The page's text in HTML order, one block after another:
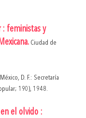
: feministas y
Ciudad de
México, D. F.: Secretaría
190), 1948.
el olvido :